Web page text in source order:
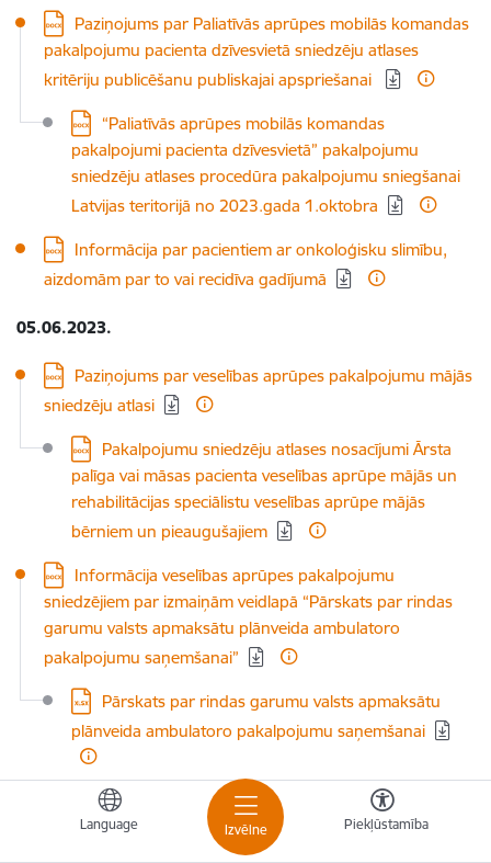
Izvēlne
Language Piekļūstamība
Lejupielādēt:
Paziņojums par Paliatīvās aprūpes mobilās komandas
pakalpojumu pacienta dzīvesvietā sniedzēju atlases
kritēriju publicēšanu publiskajai apspriešanai
Lejupielādēt:
“Paliatīvās aprūpes mobilās komandas
pakalpojumi pacienta dzīvesvietā” pakalpojumu
sniedzēju atlases procedūra pakalpojumu sniegšanai
Latvijas teritorijā no 2023.gada 1.oktobra
Lejupielādēt:
Informācija par pacientiem ar onkoloģisku slimību,
aizdomām par to vai recidīva gadījumā
05.06.2023.
Lejupielādēt:
Paziņojums par veselības aprūpes pakalpojumu mājās
sniedzēju atlasi
Lejupielādēt:
Pakalpojumu sniedzēju atlases nosacījumi Ārsta
palīga vai māsas pacienta veselības aprūpe mājās un
rehabilitācijas speciālistu veselības aprūpe mājās
bērniem un pieaugušajiem
Lejupielādēt:
Informācija veselības aprūpes pakalpojumu
sniedzējiem par izmaiņām veidlapā “Pārskats par rindas
garumu valsts apmaksātu plānveida ambulatoro
pakalpojumu saņemšanai”
Lejupielādēt:
Pārskats par rindas garumu valsts apmaksātu
plānveida ambulatoro pakalpojumu saņemšanai
01.06.2023.
Informācija par no KZS svītrotajiem medikamentiem